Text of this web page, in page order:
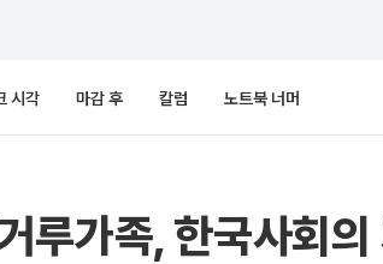
시각 마감 후 칼럼 노트북 너머
루가족, 한국사회의